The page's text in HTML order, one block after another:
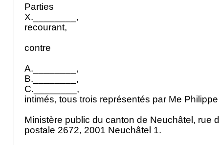
Parties
X.________,
recourant,
contre
A.________,
B.________,
C.________,
intimés, tous trois représentés par Me
Ministère public du canton de Neuchâtel, rue
postale 2672, 2001 Neuchâtel 1.